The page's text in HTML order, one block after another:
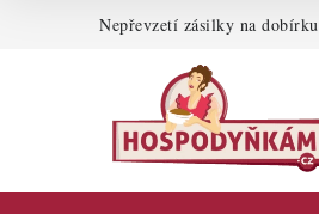
Nepřevzetí zásilky na dobírku